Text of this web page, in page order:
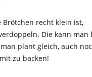
recht klein ist,
Die kann man
plant gleich, auch
zu backen!